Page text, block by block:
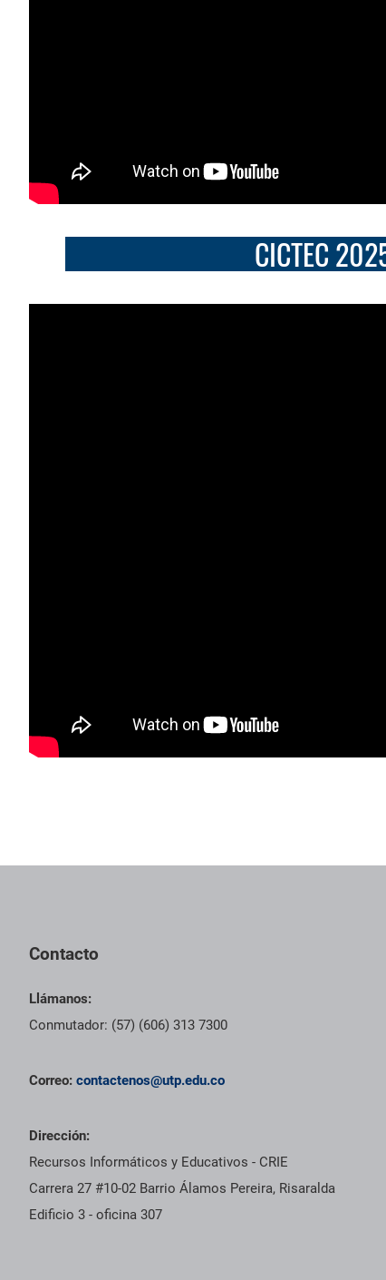
CICTEC
Contacto
Llámanos:
Conmutador: (57) (606) 313 7300
Correo: contactenos@utp.edu.co
Dirección:
Recursos Informáticos y Educativos - CRIE
Carrera 27 #10-02 Barrio Álamos Pereira, Risaralda
Edificio 3 - oficina 307